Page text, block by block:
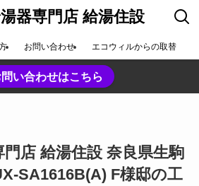
器専門店 給湯住設
お問い合わせ エコウィルからの取替
い合わせはこちら
店 給湯住設 奈良県生駒
SA1616B(A) F様邸の工